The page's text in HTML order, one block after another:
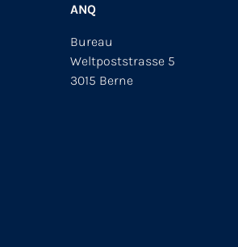
ANQ
Bureau
Weltpoststrasse 5
3015 Berne